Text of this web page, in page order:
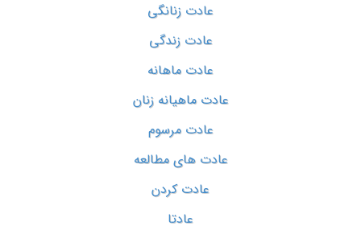
عادت زنانگی
عادت زندگی
عادت ماهانه
عادت ماهیانه زنان
عادت مرسوم
عادت های مطالعه
عادت کردن
عادتا